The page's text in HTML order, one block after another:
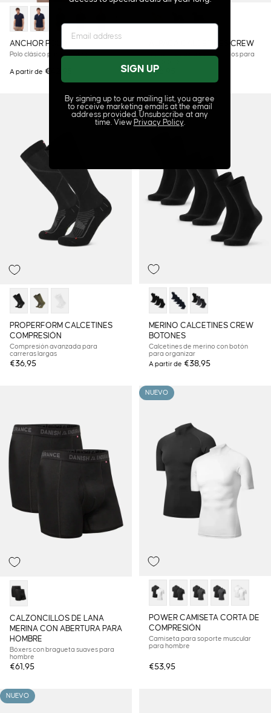
ANCHOR POLO
Polo clásico para hombre
A partir de €42,95
ALPACA CALCETINES CREW
Calcetines de alpaca cálidos para
€36,95
PROPERFORM CALCETINES
COMPRESIÓN
Compresión avanzada para
carreras largas
€36,95
MERINO CALCETINES CREW
BOTONES
Calcetines de merino con botón
para organizar
A partir de €38,95
CALZONCILLOS DE LANA
MERINA CON ABERTURA PARA
HOMBRE
Bóxers con bragueta suaves para
hombre
€61,95
NUEVO
POWER CAMISETA CORTA DE
COMPRESIÓN
Camiseta para soporte muscular
para hombre
€53,95
NUEVO
SIGN UP
By signing up to our mailing list, you agree
to receive marketing emails at the email
address provided. Unsubscribe at any
time. View Privacy Policy